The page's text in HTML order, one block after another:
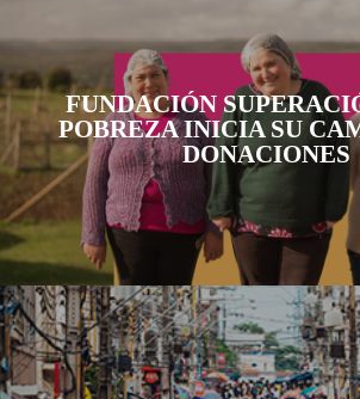
FUNDACIÓN
POBREZA INICIA SU
DONACIONES